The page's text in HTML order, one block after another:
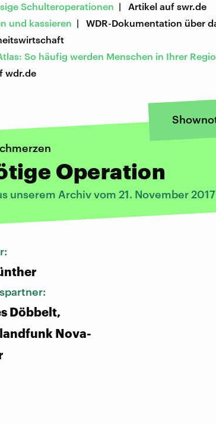
Schulteroperationen | Artikel auf swr.de
und kassieren | WDR-Dokumentation über
So häufig werden Menschen in Ihrer
wdr.de
Operation
unserem Archiv vom 21. November 2017
Döbbelt,
Nova-